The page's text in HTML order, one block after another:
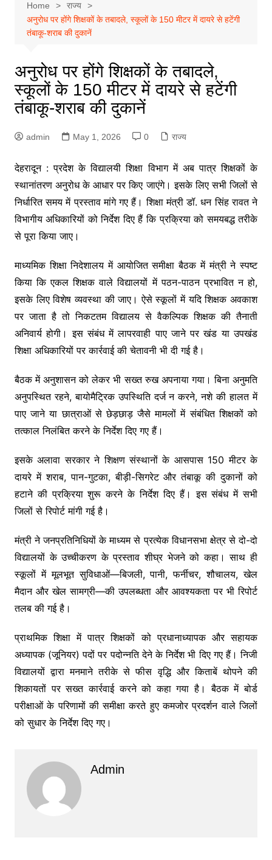
Home
राज्य
अनुरोध पर होंगे शिक्षकों के तबादले, स्कूलों के 150 मीटर में दायरे से हटेंगी
तंबाकू-शराब की दुकानें
अनुरोध पर होंगे शिक्षकों के तबादले,
स्कूलों के 150 मीटर में दायरे से हटेंगी
तंबाकू-शराब की दुकानें
admin May 1, 2026 0 राज्य
देहरादून : प्रदेश के विद्यालयी शिक्षा विभाग में अब पात्र शिक्षकों के
स्थानांतरण अनुरोध के आधार पर किए जाएंगे। इसके लिए सभी जिलों से
निर्धारित समय में प्रस्ताव मांगे गए हैं। शिक्षा मंत्री डॉ. धन सिंह रावत ने
विभागीय अधिकारियों को निर्देश दिए हैं कि प्रक्रिया को समयबद्ध तरीके
से पूरा किया जाए।
माध्यमिक शिक्षा निदेशालय में आयोजित समीक्षा बैठक में मंत्री ने स्पष्ट
किया कि एकल शिक्षक वाले विद्यालयों में पठन-पाठन प्रभावित न हो,
इसके लिए विशेष व्यवस्था की जाए। ऐसे स्कूलों में यदि शिक्षक अवकाश
पर जाता है तो निकटतम विद्यालय से वैकल्पिक शिक्षक की तैनाती
अनिवार्य होगी। इस संबंध में लापरवाही पाए जाने पर खंड या उपखंड
शिक्षा अधिकारियों पर कार्रवाई की चेतावनी भी दी गई है।
बैठक में अनुशासन को लेकर भी सख्त रुख अपनाया गया। बिना अनुमति
अनुपस्थित रहने, बायोमैट्रिक उपस्थिति दर्ज न करने, नशे की हालत में
पाए जाने या छात्राओं से छेड़छाड़ जैसे मामलों में संबंधित शिक्षकों को
तत्काल निलंबित करने के निर्देश दिए गए हैं।
इसके अलावा सरकार ने शिक्षण संस्थानों के आसपास 150 मीटर के
दायरे में शराब, पान-गुटका, बीड़ी-सिगरेट और तंबाकू की दुकानों को
हटाने की प्रक्रिया शुरू करने के निर्देश दिए हैं। इस संबंध में सभी
जिलों से रिपोर्ट मांगी गई है।
मंत्री ने जनप्रतिनिधियों के माध्यम से प्रत्येक विधानसभा क्षेत्र से दो-दो
विद्यालयों के उच्चीकरण के प्रस्ताव शीघ्र भेजने को कहा। साथ ही
स्कूलों में मूलभूत सुविधाओं—बिजली, पानी, फर्नीचर, शौचालय, खेल
मैदान और खेल सामग्री—की उपलब्धता और आवश्यकता पर भी रिपोर्ट
तलब की गई है।
प्राथमिक शिक्षा में पात्र शिक्षकों को प्रधानाध्यापक और सहायक
अध्यापक (जूनियर) पदों पर पदोन्नति देने के निर्देश भी दिए गए हैं। निजी
विद्यालयों द्वारा मनमाने तरीके से फीस वृद्धि और किताबें थोपने की
शिकायतों पर सख्त कार्रवाई करने को कहा गया है। बैठक में बोर्ड
परीक्षाओं के परिणामों की समीक्षा करते हुए कमजोर प्रदर्शन वाले जिलों
को सुधार के निर्देश दिए गए।
Admin